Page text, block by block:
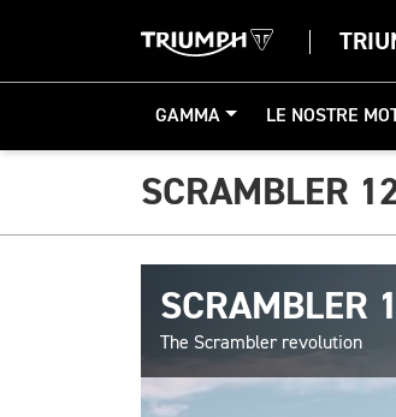
GAMMA LE NOSTRE
SCRAMBLER
SCRAMBLER
The Scrambler revolution